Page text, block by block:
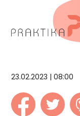
23.02.2023 | 08:00